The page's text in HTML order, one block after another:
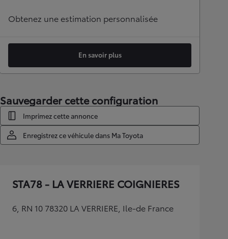
Obtenez une estimation personnalisée
En savoir plus
Sauvegarder cette configuration
Imprimez cette annonce
Enregistrez ce véhicule dans Ma Toyota
STA78 - LA VERRIERE COIGNIERES
6, RN 10 78320 LA VERRIERE, Ile-de France